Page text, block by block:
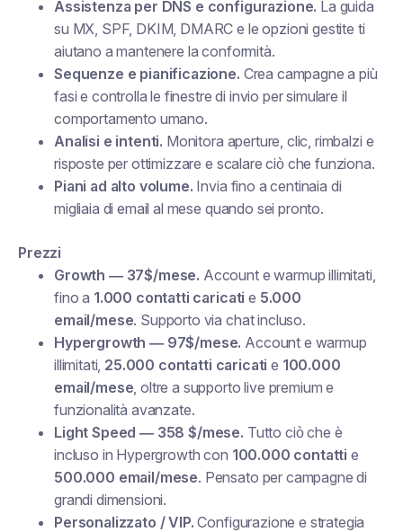
Assistenza per DNS e configurazione. La guida
su MX, SPF, DKIM, DMARC e le opzioni gestite ti
aiutano a mantenere la conformità.
Sequenze e pianificazione. Crea campagne a più
fasi e controlla le finestre di invio per simulare il
comportamento umano.
Analisi e intenti. Monitora aperture, clic, rimbalzi e
risposte per ottimizzare e scalare ciò che funziona.
Piani ad alto volume. Invia fino a centinaia di
migliaia di email al mese quando sei pronto.
Prezzi
Growth — 37$/mese. Account e warmup illimitati,
fino a 1.000 contatti caricati e 5.000
email/mese. Supporto via chat incluso.
Hypergrowth — 97$/mese. Account e warmup
illimitati, 25.000 contatti caricati e 100.000
email/mese, oltre a supporto live premium e
funzionalità avanzate.
Light Speed — 358 $/mese. Tutto ciò che è
incluso in Hypergrowth con 100.000 contatti e
500.000 email/mese. Pensato per campagne di
grandi dimensioni.
Personalizzato / VIP. Configurazione e strategia